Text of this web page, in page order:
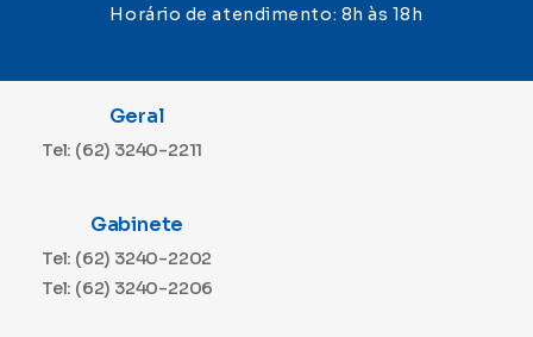
Horário de atendimento: 8h às 18h
Geral
Tel: (62) 3240-2211
Gabinete
Tel: (62) 3240-2202
Tel: (62) 3240-2206